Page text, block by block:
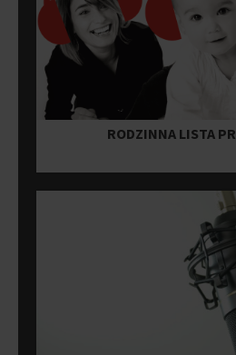
RODZINNA LISTA